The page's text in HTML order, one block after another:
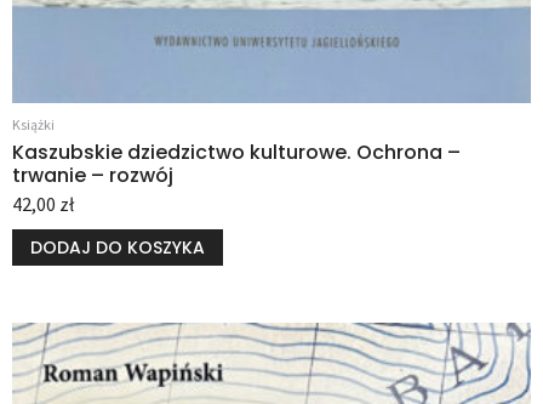
Książki
Kaszubskie dziedzictwo kulturowe. Ochrona –
trwanie – rozwój
42,00 zł
DODAJ DO KOSZYKA